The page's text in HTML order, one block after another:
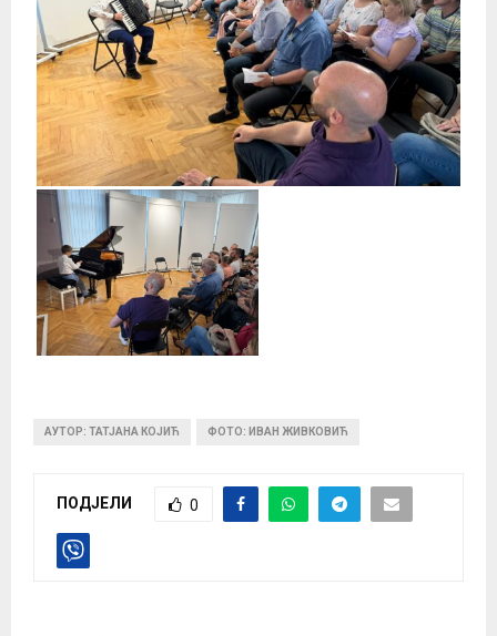
АУТОР: ТАТЈАНА КОЈИЋ ФОТО: ИВАН ЖИВКОВИЋ
ПОДЈЕЛИ 0